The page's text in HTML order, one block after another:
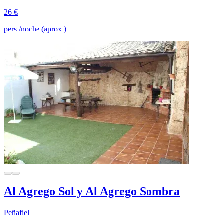
26 €
pers./noche (aprox.)
Al Agrego Sol y Al Agrego Sombra
Peñafiel